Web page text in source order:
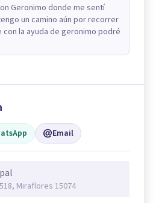
Geronimo donde me sentí
un camino aún por recorrer
la ayuda de geronimo podré
Email
Miraflores 15074